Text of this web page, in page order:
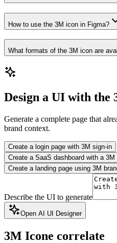
How to use the 3M icon in Figma?
What formats of the 3M icon are
Design a UI with the
Generate a complete page that
brand context.
Create a login page with 3M sign-in
Create a SaaS dashboard with a 3M
Create a landing page using 3M
Describe the UI to generate
Open AI UI Designer
3M Icone correlate